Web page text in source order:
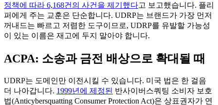
정책에 따라 6,168건의 사건을 제기했다고 보고했습니다. 플리
퍼에게 주는 교훈은 단순합니다. UDRP는 브랜드가 가장 먼저
꺼내드는 빠르고 저렴한 도구이므로, UDRP를 유발할 가능성
이 있는 이름은 재고에 두지 말아야 합니다.
ACPA: 소송과 금전 배상으로 확대될 때
UDRP는 도메인만 이전시킬 수 있습니다. 미국 법은 한 걸음
더 나아갑니다. 1999년에 제정된 반사이버스쿼팅 소비자 보호
법(Anticybersquatting Consumer Protection Act)은 상표권자가 연